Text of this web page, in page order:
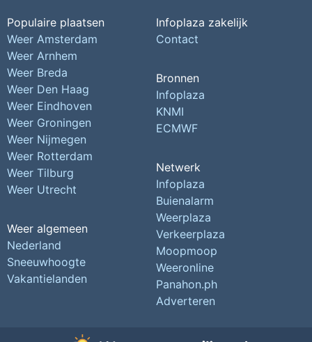
Populaire plaatsen
Weer Amsterdam
Weer Arnhem
Weer Breda
Weer Den Haag
Weer Eindhoven
Weer Groningen
Weer Nijmegen
Weer Rotterdam
Weer Tilburg
Weer Utrecht
Weer algemeen
Nederland
Sneeuwhoogte
Vakantielanden
Infoplaza zakelijk
Contact
Bronnen
Infoplaza
KNMI
ECMWF
Netwerk
Infoplaza
Buienalarm
Weerplaza
Verkeerplaza
Moopmoop
Weeronline
Panahon.ph
Adverteren